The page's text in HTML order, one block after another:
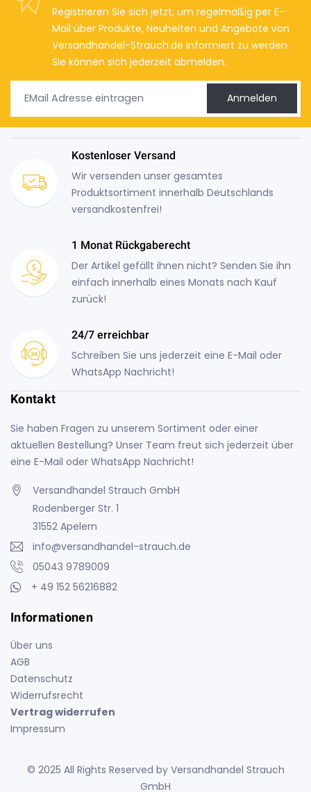
Registrieren Sie sich jetzt, um regelmäßig per E-
Mail über Produkte, Neuheiten und Angebote von
Versandhandel-Strauch.de informiert zu werden.
Sie können sich jederzeit abmelden.
Anmelden
Kostenloser Versand
Wir versenden unser gesamtes
Produktsortiment innerhalb Deutschlands
versandkostenfrei!
1 Monat Rückgaberecht
Der Artikel gefällt ihnen nicht? Senden Sie ihn
einfach innerhalb eines Monats nach Kauf
zurück!
24/7 erreichbar
Schreiben Sie uns jederzeit eine E-Mail oder
WhatsApp Nachricht!
Kontakt
Sie haben Fragen zu unserem Sortiment oder einer
aktuellen Bestellung? Unser Team freut sich jederzeit über
eine E-Mail oder WhatsApp Nachricht!
Versandhandel Strauch GmbH
Rodenberger Str. 1
31552 Apelern
info@versandhandel-strauch.de
05043 9789009
+ 49 152 56216882
Informationen
Über uns
AGB
Datenschutz
Widerrufsrecht
Vertrag widerrufen
Impressum
© 2025 All Rights Reserved by Versandhandel Strauch
GmbH